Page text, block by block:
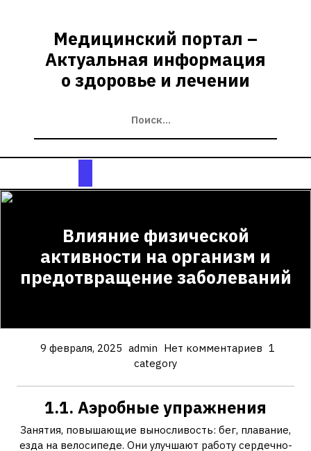
содержимомуМедицинский портал –
Актуальная информация
о здоровье и лечении
Кнопка
Влияние физической
активности на организм и
предотвращение заболеваний
9 февраля, 2025 admin Нет комментариев 1
category
1.1. Аэробные упражнения
Занятия, повышающие выносливость: бег, плавание,
езда на велосипеде. Они улучшают работу сердечно-